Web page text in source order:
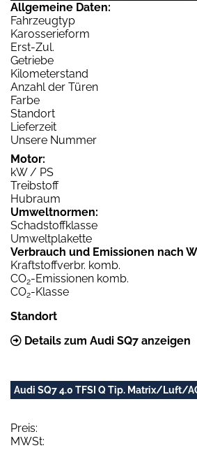
Allgemeine Daten:
Fahrzeugtyp
Karosserieform
Erst-Zul.
Getriebe
Kilometerstand
Anzahl der Türen
Farbe
Standort
Lieferzeit
Unsere Nummer
Motor:
kW / PS
Treibstoff
Hubraum
Umweltnormen:
Schadstoffklasse
Umweltplakette
Verbrauch und Emissionen nach
Kraftstoffverbr. komb.
CO2-Emissionen komb.
CO2-Klasse
Standort
Details zum Audi SQ7 anzeigen
Audi SQ7 4.0 TFSI Q Tip. Matrix/Luft/
Preis:
MWSt: